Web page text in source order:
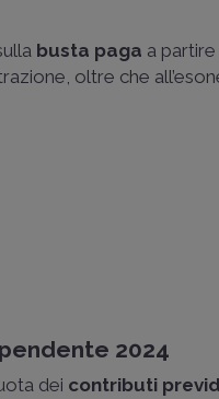
busta paga a
oltre che
2024
dei contributi